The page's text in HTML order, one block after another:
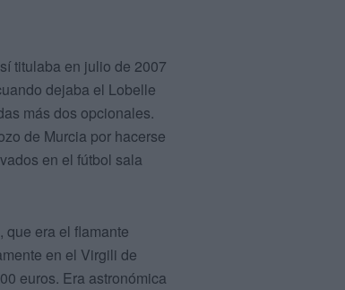
titulaba en julio de 2007
dejaba el Lobelle
más dos opcionales.
de Murcia por hacerse
en el fútbol sala
que era el flamante
en el Virgili de
euros. Era astronómica